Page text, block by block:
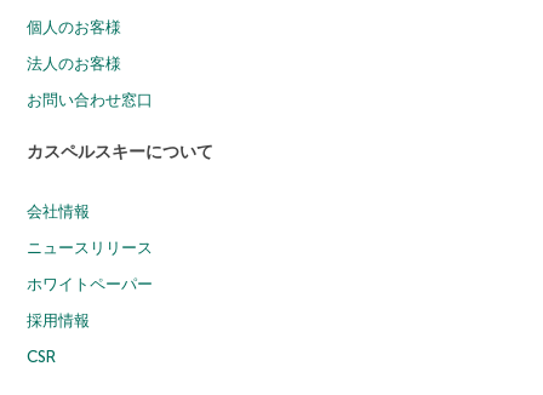
個人のお客様
法人のお客様
お問い合わせ窓口
カスペルスキーについて
会社情報
ニュースリリース
ホワイトペーパー
採用情報
CSR